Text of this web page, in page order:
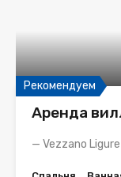
Рекомендуем
Аренда
— Vezzano